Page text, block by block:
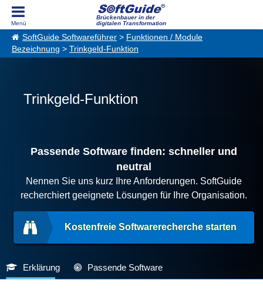
Brückenbauer in der
digitalen Transformation
SoftGuide Softwareführer > Funktionen / Module
Bezeichnung > Trinkgeld-Funktion
Trinkgeld-Funktion
Passende Software finden: schneller und
neutral
Nennen Sie uns kurz Ihre Anforderungen. SoftGuide
recherchiert geeignete Lösungen für Ihre Organisation.
Kostenfreie Softwarerecherche starten
Erklärung Passende Software